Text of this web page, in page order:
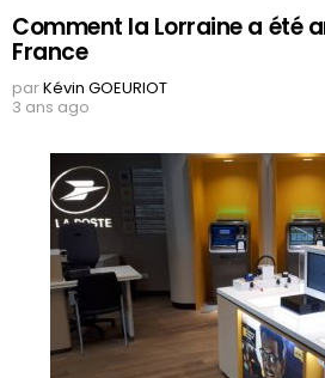
Comment la Lorraine a été
France
parKévin GOEURIOT
3 ans ago